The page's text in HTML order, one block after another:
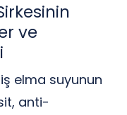
ve
elma suyunun
anti-